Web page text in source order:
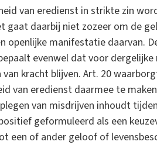
van eredienst in strikte zin
gaat daarbij niet zozeer om de
openlijke manifestatie daarvan.
evenwel dat voor
kracht blijven. Art. 20
van eredienst daarmee te
van misdrijven inhoudt
geformuleerd als een
een of ander geloof of